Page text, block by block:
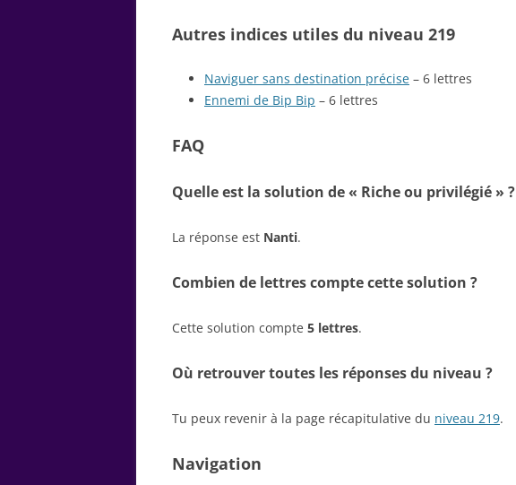
Autres indices utiles du niveau 219
Naviguer sans destination précise – 6 lettres
Ennemi de Bip Bip – 6 lettres
FAQ
Quelle est la solution de « Riche ou privilégié » ?
La réponse est Nanti.
Combien de lettres compte cette solution ?
Cette solution compte 5 lettres.
Où retrouver toutes les réponses du niveau ?
Tu peux revenir à la page récapitulative du niveau 219.
Navigation